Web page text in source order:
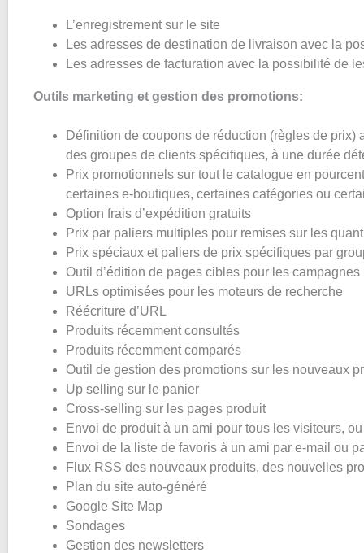
L’enregistrement sur le site
Les adresses de destination de livraison avec la
Les adresses de facturation avec la possibilité de
Outils marketing et gestion des promotions:
Définition de coupons de réduction (règles de
des groupes de clients spécifiques, à une durée
Prix promotionnels sur tout le catalogue en
certaines e-boutiques, certaines catégories ou
Option frais d’expédition gratuits
Prix par paliers multiples pour remises sur les
Prix spéciaux et paliers de prix spécifiques par
Outil d’édition de pages cibles pour les campagnes
URLs optimisées pour les moteurs de recherche
Réécriture d’URL
Produits récemment consultés
Produits récemment comparés
Outil de gestion des promotions sur les nouveaux
Up selling sur le panier
Cross-selling sur les pages produit
Envoi de produit à un ami pour tous les visiteurs,
Envoi de la liste de favoris à un ami par e-mail ou
Flux RSS des nouveaux produits, des nouvelles
Plan du site auto-généré
Google Site Map
Sondages
Gestion des newsletters